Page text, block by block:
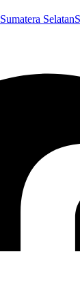
Sumatera Selatan